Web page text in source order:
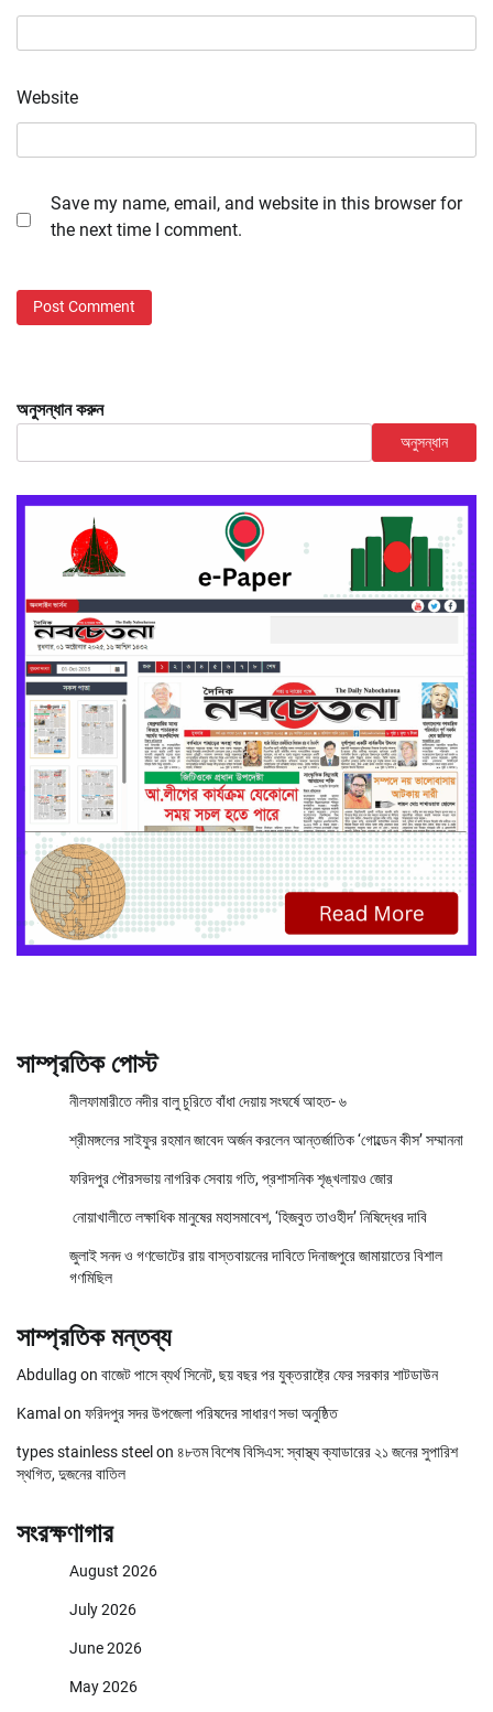
Website
Save my name, email, and website in this browser for
the next time I comment.
অনুসন্ধান করুন
অনুসন্ধান
সাম্প্রতিক পোস্ট
নীলফামারীতে নদীর বালু চুরিতে বাঁধা দেয়ায় সংঘর্ষে আহত- ৬
শ্রীমঙ্গলের সাইফুর রহমান জাবেদ অর্জন করলেন আন্তর্জাতিক ‘গোল্ডেন কীস’ সম্মাননা
ফরিদপুর পৌরসভায় নাগরিক সেবায় গতি, প্রশাসনিক শৃঙ্খলায়ও জোর
নোয়াখালীতে লক্ষাধিক মানুষের মহাসমাবেশ, ‘হিজবুত তাওহীদ’ নিষিদ্ধের দাবি
জুলাই সনদ ও গণভোটের রায় বাস্তবায়নের দাবিতে দিনাজপুরে জামায়াতের বিশাল
গণমিছিল
সাম্প্রতিক মন্তব্য
Abdullag on বাজেট পাসে ব্যর্থ সিনেট, ছয় বছর পর যুক্তরাষ্ট্রে ফের সরকার শাটডাউন
Kamalon ফরিদপুর সদর উপজেলা পরিষদের সাধারণ সভা অনুষ্ঠিত
types stainless steelon ৪৮তম বিশেষ বিসিএস: স্বাস্থ্য ক্যাডারের ২১ জনের সুপারিশ
স্থগিত, দুজনের বাতিল
সংরক্ষণাগার
August 2026
July 2026
June 2026
May 2026